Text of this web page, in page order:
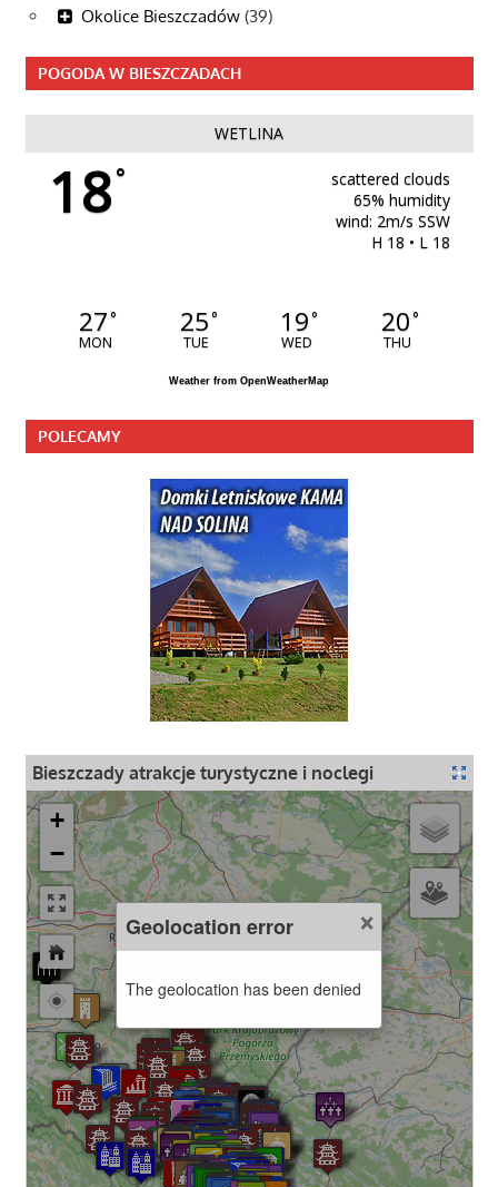
Okolice Bieszczadów (39)
POGODA W BIESZCZADACH
WETLINA
18°
scattered clouds
65% humidity
wind: 2m/s SSW
H 18 • L 18
27°
MON
25°
TUE
19°
WED
20°
THU
Weather from OpenWeatherMap
POLECAMY
Bieszczady atrakcje turystyczne i noclegi
+
−
×
Geolocation error
The geolocation has been denied